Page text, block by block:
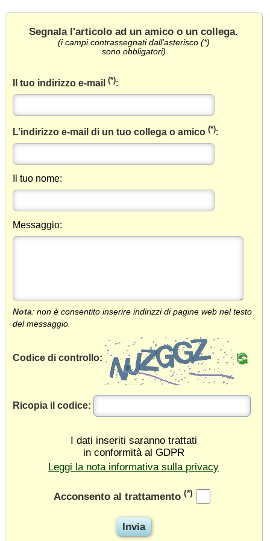
Segnala l'articolo ad un amico o un collega.
(i campi contrassegnati dall'asterisco (*)
sono obbligatori)
Il tuo indirizzo e-mail(*):
L’indirizzo e-mail di un tuo collega o amico(*):
Il tuo nome:
Messaggio:
Nota: non è consentito inserire indirizzi di pagine web nel testo
del messaggio.
Codice di controllo:
Ricopia il codice:
I dati inseriti saranno trattati
in conformità al GDPR
Leggi la nota informativa sulla privacy
Acconsento al trattamento (*)